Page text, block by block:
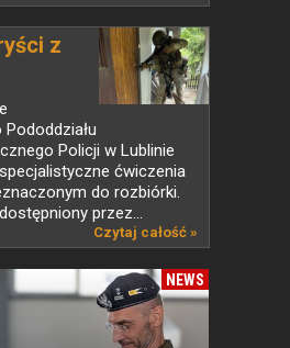
z
Policji w Lublinie
ćwiczenia
do rozbiórki.
przez...
Czytaj całość »
NEWS